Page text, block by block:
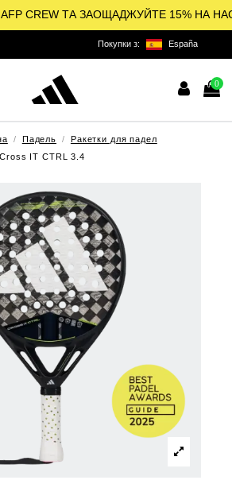
CREW ТА ЗАОЩАДЖУЙТЕ 15% НА
Покупки з: España
0
Падель
Ракетки для падел
IT CTRL 3.4